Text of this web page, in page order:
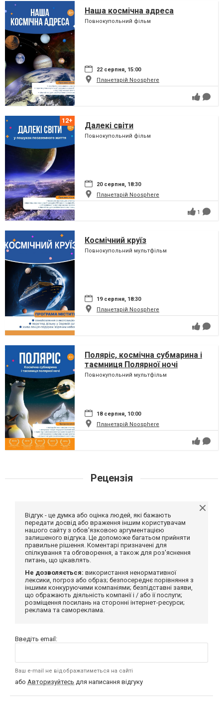
Наша космічна адреса
Повнокупольний фільм
22 серпня, 15:00
Планетарій Noosphere
Далекі світи
Повнокупольний фільм
20 серпня, 18:30
Планетарій Noosphere
1
Космічний круїз
Повнокупольний мультфільм
19 серпня, 18:30
Планетарій Noosphere
Поляріс, космічна субмарина і
таємниця Полярної ночі
Повнокупольний мультфільм
18 серпня, 10:00
Планетарій Noosphere
Рецензія
Відгук - це думка або оцінка людей, які бажають
передати досвід або враження іншим користувачам
нашого сайту з обов'язковою аргументацією
залишеного відгука. Це допоможе багатьом прийняти
правильне рішення. Коментарі призначені для
спілкування та обговорення, а також для роз'яснення
питань, що цікавлять.
Не дозволяється: використання ненормативної
лексики, погроз або образ; безпосереднє порівняння з
іншими конкуруючими компаніями; безпідставні заяви,
що ображають діяльність компанії і / або її послуги;
розміщення посилань на сторонні інтернет-ресурси;
реклама та самореклама.
Введіть email:
Ваш e-mail не відображатиметься на сайті
або Авторизуйтесь для написання відгуку